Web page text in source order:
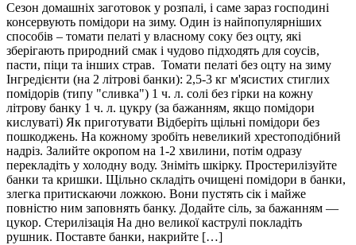
Сезон домашніх заготовок у розпалі, і саме зараз господині
консервують помідори на зиму. Один із найпопулярніших
способів – томати пелаті у власному соку без оцту, які
зберігають природний смак і чудово підходять для соусів,
пасти, піци та інших страв. Томати пелаті без оцту на зиму
Інгредієнти (на 2 літрові банки): 2,5-3 кг м'ясистих стиглих
помідорів (типу "сливка") 1 ч. л. солі без гірки на кожну
літрову банку 1 ч. л. цукру (за бажанням, якщо помідори
кислуваті) Як приготувати Відберіть щільні помідори без
пошкоджень. На кожному зробіть невеликий хрестоподібний
надріз. Залийте окропом на 1-2 хвилини, потім одразу
перекладіть у холодну воду. Зніміть шкірку. Простерилізуйте
банки та кришки. Щільно складіть очищені помідори в банки,
злегка притискаючи ложкою. Вони пустять сік і майже
повністю ним заповнять банку. Додайте сіль, за бажанням —
цукор. Стерилізація На дно великої каструлі покладіть
рушник. Поставте банки, накрийте […]